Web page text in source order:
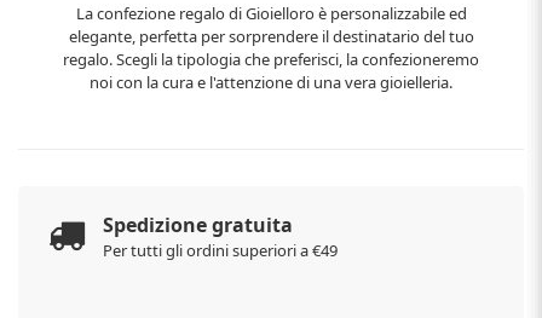
La confezione regalo di Gioielloro è personalizzabile ed
elegante, perfetta per sorprendere il destinatario del tuo
regalo. Scegli la tipologia che preferisci, la confezioneremo
noi con la cura e l'attenzione di una vera gioielleria.
Spedizione gratuita
Per tutti gli ordini superiori a €49